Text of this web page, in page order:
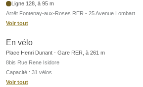
Ligne 128, à 95 m
Arrêt Fontenay-aux-Roses RER - 25 Avenue Lombart
Voir tout
En vélo
Place Henri Dunant - Gare RER, à 261 m
8bis Rue Rene Isidore
Capacité : 31 vélos
Voir tout